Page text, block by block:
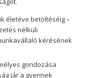
életéve betöltéséig –
nélküli
kérésének
gondozása
jár a gyermek